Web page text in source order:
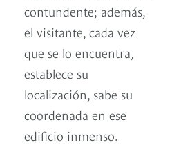
contundente; además,
el visitante, cada vez
que se lo encuentra,
establece su
localización, sabe su
coordenada en ese
edificio inmenso.